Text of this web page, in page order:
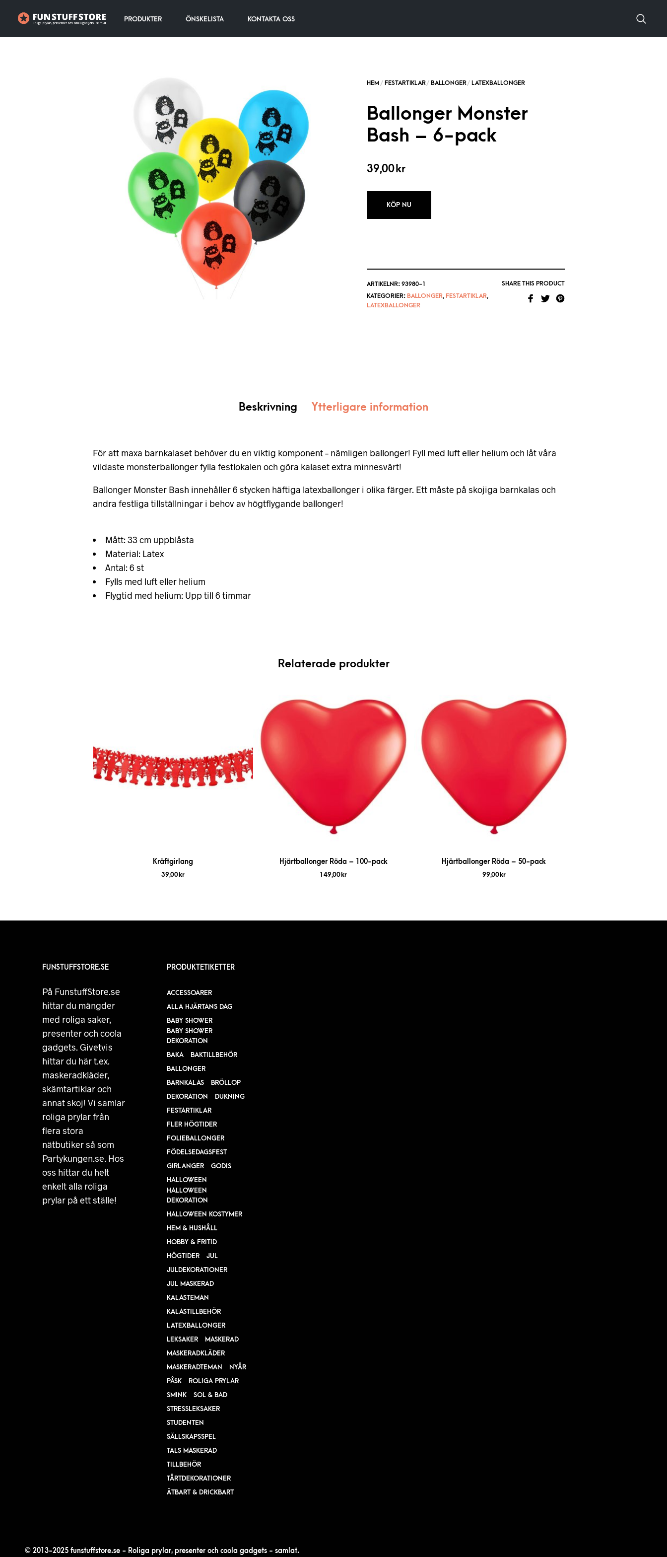
PRODUKTER ÖNSKELISTA KONTAKTA OSS
Ballonger Monster
Bash – 6-pack
39,00 kr
KÖP NU
ARTIKELNR: 93980-1
KATEGORIER: BALLONGER, FESTARTIKLAR,
LATEXBALLONGER
SHARE THIS PRODUCT
Beskrivning Ytterligare information
För att maxa barnkalaset behöver du en viktig komponent – nämligen ballonger! Fyll med luft eller helium och låt våra
vildaste monsterballonger fylla festlokalen och göra kalaset extra minnesvärt!
Ballonger Monster Bash innehåller 6 stycken häftiga latexballonger i olika färger. Ett måste på skojiga barnkalas och
andra festliga tillställningar i behov av högtflygande ballonger!
Mått: 33 cm uppblåsta
Material: Latex
Antal: 6 st
Fylls med luft eller helium
Flygtid med helium: Upp till 6 timmar
Relaterade produkter
Kräftgirlang
39,00 kr
Hjärtballonger Röda – 100-pack
149,00 kr
Hjärtballonger Röda – 50-pack
99,00 kr
FUNSTUFFSTORE.SE
På FunstuffStore.se
hittar du mängder
med roliga saker,
presenter och coola
gadgets. Givetvis
hittar du här t.ex.
maskeradkläder,
skämtartiklar och
annat skoj! Vi samlar
roliga prylar från
flera stora
nätbutiker så som
Partykungen.se. Hos
oss hittar du helt
enkelt alla roliga
prylar på ett ställe!
PRODUKTETIKETTER
ACCESSOARER
ALLA HJÄRTANS DAG
BABY SHOWER
BABY SHOWER
DEKORATION
BAKA
BAKTILLBEHÖR
BALLONGER
BARNKALAS
BRÖLLOP
DEKORATION
DUKNING
FESTARTIKLAR
FLER HÖGTIDER
FOLIEBALLONGER
FÖDELSEDAGSFEST
GIRLANGER
GODIS
HALLOWEEN
HALLOWEEN
DEKORATION
HALLOWEEN KOSTYMER
HEM & HUSHÅLL
HOBBY & FRITID
HÖGTIDER
JUL
JULDEKORATIONER
JUL MASKERAD
KALASTEMAN
KALASTILLBEHÖR
LATEXBALLONGER
LEKSAKER
MASKERAD
MASKERADKLÄDER
MASKERADTEMAN
NYÅR
PÅSK
ROLIGA PRYLAR
SMINK
SOL & BAD
STRESSLEKSAKER
STUDENTEN
SÄLLSKAPSSPEL
TALS MASKERAD
TILLBEHÖR
TÅRTDEKORATIONER
ÄTBART & DRICKBART
© 2013-2025 funstuffstore.se - Roliga prylar, presenter och coola gadgets - samlat.